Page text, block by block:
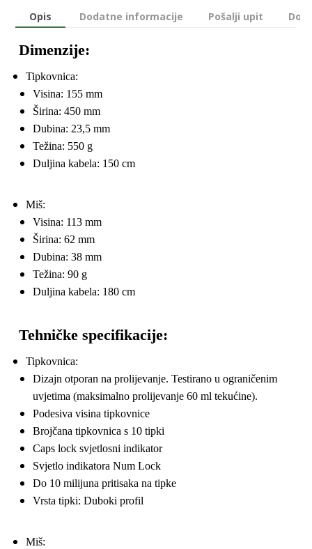
Opis Dodatne informacije Pošalji upit
Dimenzije:
Tipkovnica:
Visina: 155 mm
Širina: 450 mm
Dubina: 23,5 mm
Težina: 550 g
Duljina kabela: 150 cm
Miš:
Visina: 113 mm
Širina: 62 mm
Dubina: 38 mm
Težina: 90 g
Duljina kabela: 180 cm
Tehničke specifikacije:
Tipkovnica:
Dizajn otporan na prolijevanje. Testirano u ograničenim
uvjetima (maksimalno prolijevanje 60 ml tekućine).
Podesiva visina tipkovnice
Brojčana tipkovnica s 10 tipki
Caps lock svjetlosni indikator
Svjetlo indikatora Num Lock
Do 10 milijuna pritisaka na tipke
Vrsta tipki: Duboki profil
Miš: